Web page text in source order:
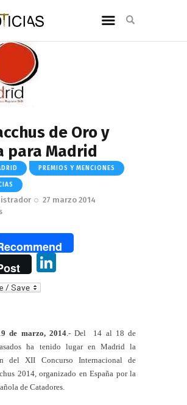
de Oro y
para Madrid
PREMIOS Y MENCIONES
27 marzo 2014
dI
n
de marzo, 2014.- Del 14 al 18 de
ha tenido lugar en Madrid la
del XII Concurso Internacional de
2014, organizado en España por la
de Catadores.